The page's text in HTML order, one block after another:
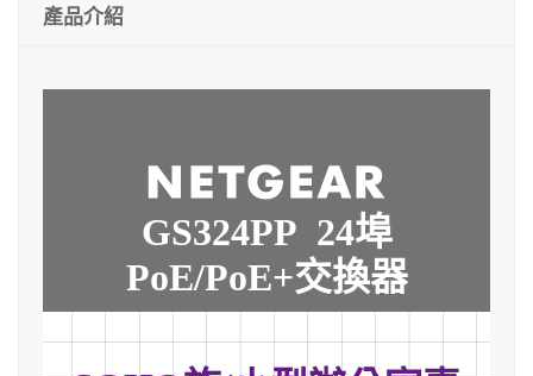
產品介紹
GS324PP 24埠
PoE/PoE+交換器